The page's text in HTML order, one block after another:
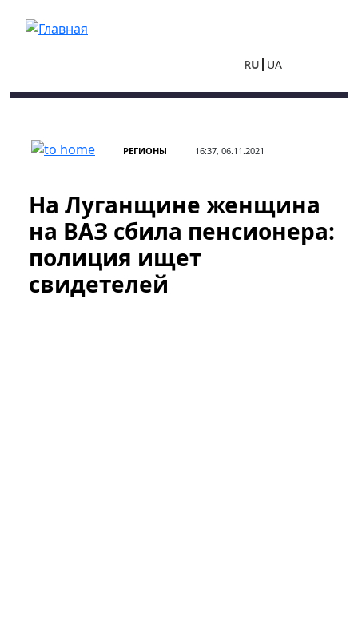
RU UA
РЕГИОНЫ 16:37, 06.11.2021
На Луганщине женщина
на ВАЗ сбила пенсионера:
полиция ищет
свидетелей